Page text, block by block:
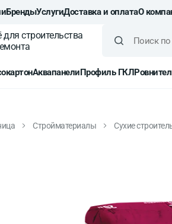
БрендыУслугиДоставка и оплатаО
для строительства
АквапанелиПрофиль ГКЛ
Стройматериалы Сухие